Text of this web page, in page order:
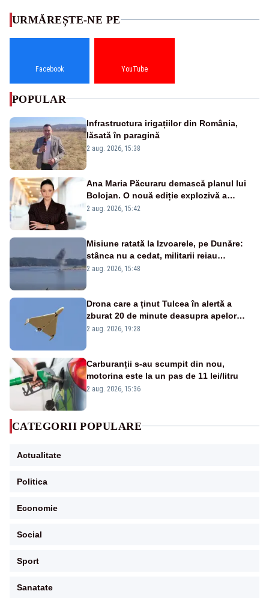
URMĂREȘTE-NE PE
Facebook YouTube
POPULAR
Infrastructura irigațiilor din România,
lăsată în paragină
2 aug. 2026, 15:38
Ana Maria Păcuraru demască planul lui
Bolojan. O nouă ediție explozivă a
emisiunii „Miza Zilei” la Realitatea PLUS
2 aug. 2026, 15:42
Misiune ratată la Izvoarele, pe Dunăre:
stânca nu a cedat, militarii reiau
detonările luni – VIDEO
2 aug. 2026, 15:48
Drona care a ținut Tulcea în alertă a
zburat 20 de minute deasupra apelor
României. Au fost ridicate două F-16
2 aug. 2026, 19:28
Carburanții s-au scumpit din nou,
motorina este la un pas de 11 lei/litru
2 aug. 2026, 15:36
CATEGORII POPULARE
Actualitate
Politica
Economie
Social
Sport
Sanatate